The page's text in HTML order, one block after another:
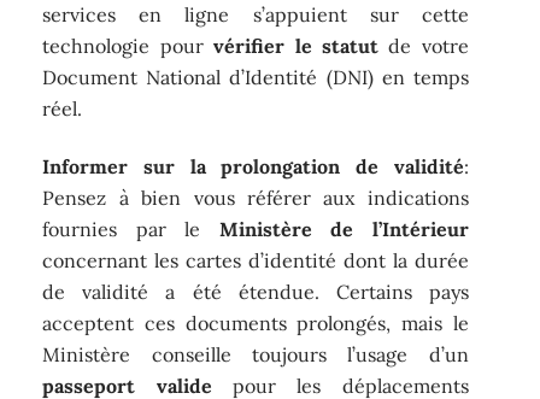
services en ligne s’appuient sur cette
technologie pourvérifier le statutde votre
Document National d’Identité (DNI) en temps
réel.
Informer sur la prolongation de validité:
Pensez à bien vous référer aux indications
fournies par le Ministère de l’Intérieur
concernant les cartes d’identité dont la durée
de validité a été étendue. Certains pays
acceptent ces documents prolongés, mais le
Ministère conseille toujours l’usage d’un
passeport valide pour les déplacements